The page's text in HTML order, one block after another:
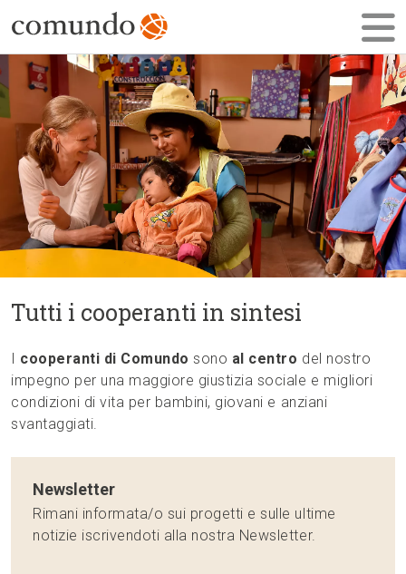
Tutti i cooperanti in sintesi
cooperanti di Comundo sono al centro del nostro
impegno per una maggiore giustizia sociale e migliori
condizioni di vita per bambini, giovani e anziani
svantaggiati.
Newsletter
Rimani informata/o sui progetti e sulle ultime
notizie iscrivendoti alla nostra Newsletter.